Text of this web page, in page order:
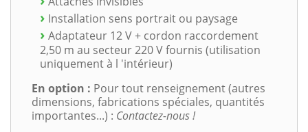
Installation sens portrait ou paysage
Adaptateur 12 V + cordon raccordement
2,50 m au secteur 220 V fournis (utilisation
uniquement à l 'intérieur)
En option : Pour tout renseignement (autres
dimensions, fabrications spéciales, quantités
importantes...) : Contactez-nous !